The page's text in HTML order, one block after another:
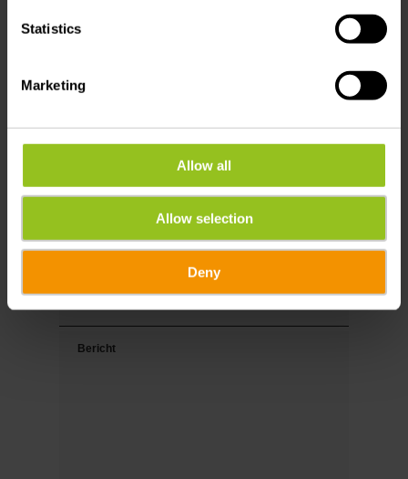
Statistics
Marketing
Allow all
Allow selection
Deny
Voornaam
Naam
Bericht